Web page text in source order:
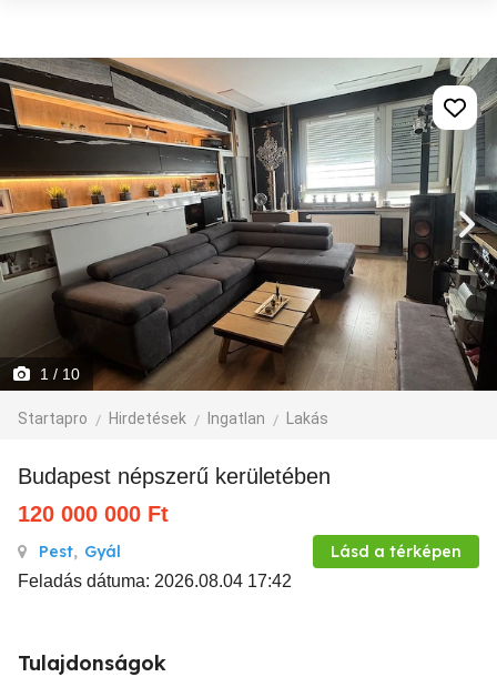
1 / 10
Startapro Hirdetések Ingatlan Lakás
Budapest népszerű kerületében
120 000 000 Ft
Pest, Gyál Lásd a térképen
Feladás dátuma: 2026.08.04 17:42
Tulajdonságok